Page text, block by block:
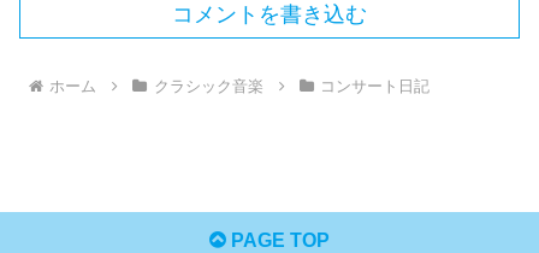
コメントを書き込む
ホーム クラシック音楽 コンサート日記
PAGE TOP